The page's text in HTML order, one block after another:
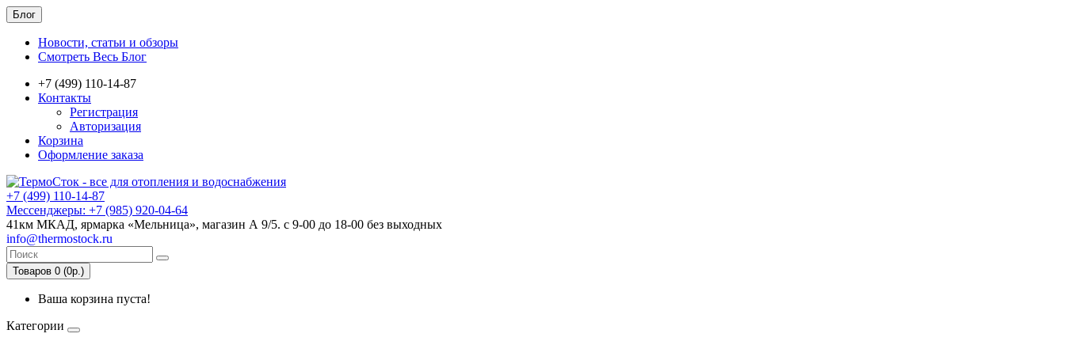
Блог
Новости, статьи и обзоры
Смотреть Весь Блог
+7 (499) 110-14-87
Контакты
Регистрация
Авторизация
Корзина
Оформление заказа
+7 (499) 110-14-87
Мессенджеры: +7 (985) 920-04-64
41км МКАД, ярмарка «Мельница», магазин А 9/5. с 9-00 до 18-00 без выходных
info@thermostock.ru
Товаров 0 (0р.)
Ваша корзина пуста!
Категории